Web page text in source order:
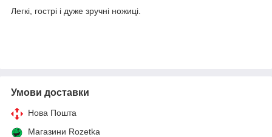
Легкі, гострі і дуже зручні ножиці.
Умови доставки
Нова Пошта
Магазини Rozetka